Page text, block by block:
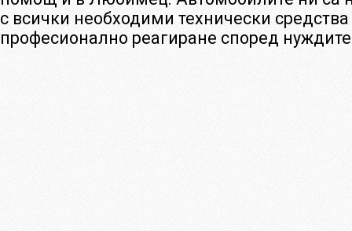
с всички необходими технически
професионално реагиране според